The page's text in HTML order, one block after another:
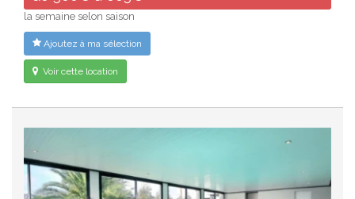
la semaine selon saison
Ajoutez à ma sélection
Voir cette location